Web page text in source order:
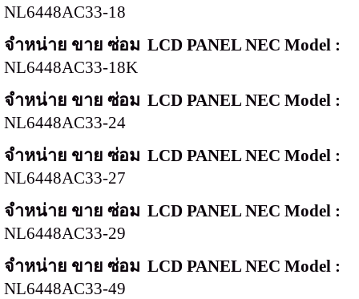
NL6448AC33-18
จำหน่าย ขาย ซ่อม LCD PANEL NEC Model :
NL6448AC33-18K
จำหน่าย ขาย ซ่อม LCD PANEL NEC Model :
NL6448AC33-24
จำหน่าย ขาย ซ่อม LCD PANEL NEC Model :
NL6448AC33-27
จำหน่าย ขาย ซ่อม LCD PANEL NEC Model :
NL6448AC33-29
จำหน่าย ขาย ซ่อม LCD PANEL NEC Model :
NL6448AC33-49